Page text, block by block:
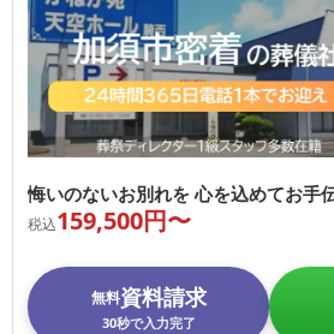
悔いのないお別れを 心を込めてお手
税込159,500円〜
無料資料請求
30秒で入力完了